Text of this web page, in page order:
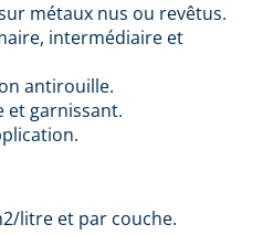
métaux nus ou revêtus.
intermédiaire et
antirouille.
et garnissant.
litre et par couche.